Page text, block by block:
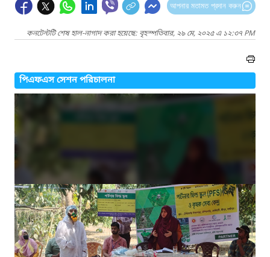
আপনার মতামত প্রদান করুন
কনটেন্টটি শেষ হাল-নাগাদ করা হয়েছে: বৃহস্পতিবার, ২৯ মে, ২০২৫ এ ১২:৩৭ PM
পিএফএস সেশন পরিচালনা